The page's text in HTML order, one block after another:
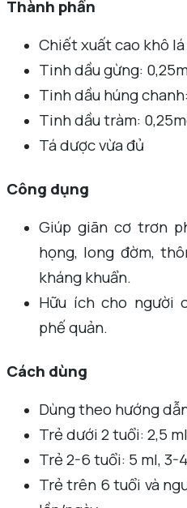
Thành phần
Chiết xuất cao khô
Tinh dầu gừng:
Tinh dầu húng
Tinh dầu tràm:
Tá dược vừa đủ
Công dụng
Giúp giãn cơ trơn
họng, long đờm,
kháng khuẩn.
Hữu ích cho người
phế quản.
Cách dùng
Dùng theo hướng
Trẻ dưới 2 tuổi: 2,5
Trẻ 2-6 tuổi: 5 ml, 3-
Trẻ trên 6 tuổi và